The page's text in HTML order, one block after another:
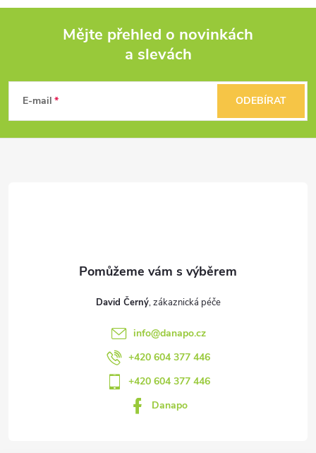
p
Mějte přehled o novinkách
a slevách
E-mail ODEBÍRAT
David Černý
info@danapo.cz
+420 604 377 446
+420 604 377 446
Danapo